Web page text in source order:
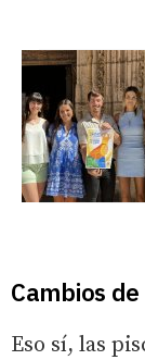
Cambios
Eso sí, las